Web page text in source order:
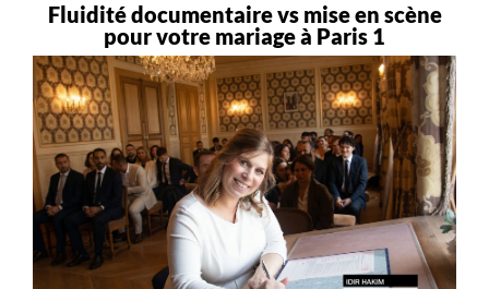
Fluidité documentaire vs mise en scène
pour votre mariage à Paris 1